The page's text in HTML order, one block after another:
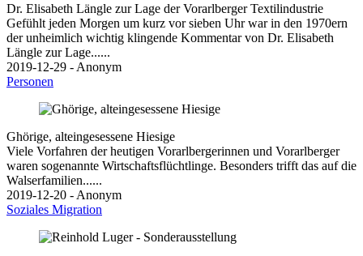
Dr. Elisabeth Längle zur Lage der Vorarlberger Textilindustrie
Gefühlt jeden Morgen um kurz vor sieben Uhr war in den 1970ern
der unheimlich wichtig klingende Kommentar von Dr. Elisabeth
Längle zur Lage......
2019-12-29 - Anonym
Personen
Ghörige, alteingesessene Hiesige
Viele Vorfahren der heutigen Vorarlbergerinnen und Vorarlberger
waren sogenannte Wirtschaftsflüchtlinge. Besonders trifft das auf die
Walserfamilien......
2019-12-20 - Anonym
Soziales Migration